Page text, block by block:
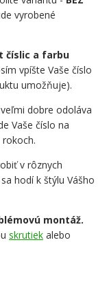
vyrobené
farbe.
číslic a farbu
vpíšte Vaše číslo
umožňuje).
dobre odoláva
Vaše číslo na
v rôznych
hodí k štýlu Vášho
montáž.
skrutiek alebo